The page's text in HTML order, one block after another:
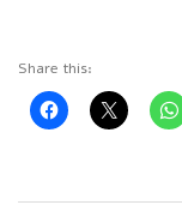
Share this: